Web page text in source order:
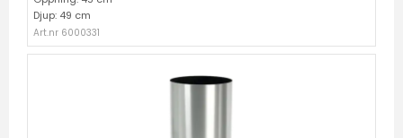
Djup: 49 cm
Art.nr 6000331